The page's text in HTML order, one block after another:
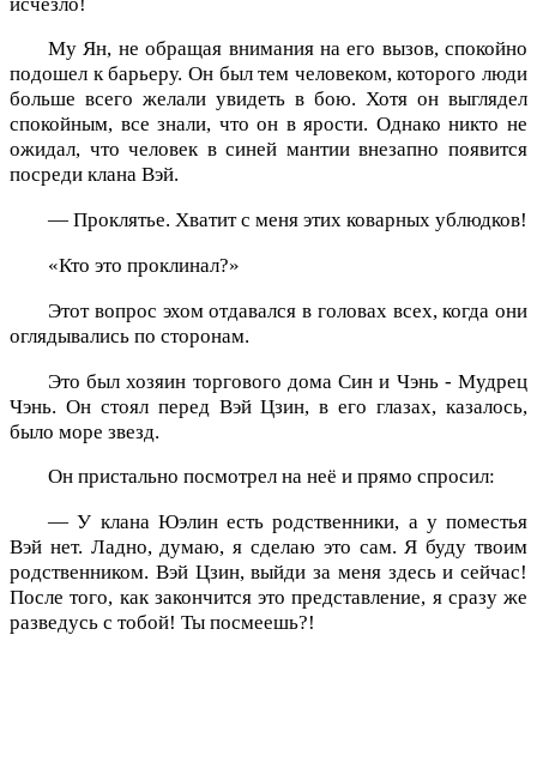
Му Ян, не обращая внимания на его вызов, спокойно
подошел к барьеру. Он был тем человеком, которого люди
больше всего желали увидеть в бою. Хотя он выглядел
спокойным, все знали, что он в ярости. Однако никто не
ожидал, что человек в синей мантии внезапно появится
посреди клана Вэй.
— Проклятье. Хватит с меня этих коварных ублюдков!
«Кто это проклинал?»
Этот вопрос эхом отдавался в головах всех, когда они
оглядывались по сторонам.
Это был хозяин торгового дома Син и Чэнь - Мудрец
Чэнь. Он стоял перед Вэй Цзин, в его глазах, казалось,
было море звезд.
Он пристально посмотрел на неё и прямо спросил:
— У клана Юэлин есть родственники, а у поместья
Вэй нет. Ладно, думаю, я сделаю это сам. Я буду твоим
родственником. Вэй Цзин, выйди за меня здесь и сейчас!
После того, как закончится это представление, я сразу же
разведусь с тобой! Ты посмеешь?!